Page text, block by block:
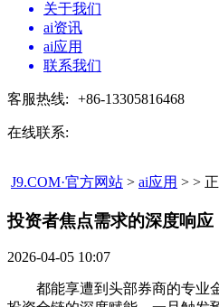
关于我们
ai资讯
ai应用
联系我们
客服热线: +86-13305816468
在线联系:
J9.COM·官方网站 > ai应用 > >
投资者焦点需求的深度响应​
2026-04-05 10:07
都能享遭到头部券商的专业